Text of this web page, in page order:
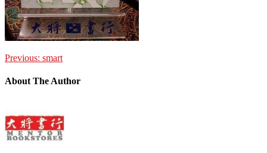
Previous: smart
About The Author